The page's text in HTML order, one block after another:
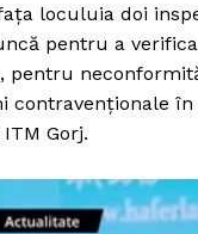
loculuia doi
pentru a
pentru
contravenționale
Gorj.